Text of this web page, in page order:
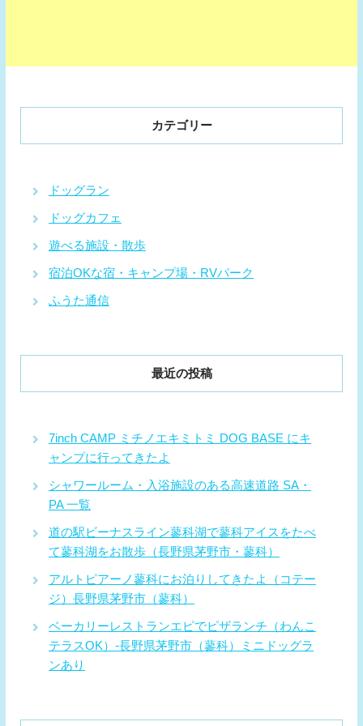
カテゴリー
ドッグラン
ドッグカフェ
遊べる施設・散歩
宿泊OKな宿・キャンプ場・RVパーク
ふうた通信
最近の投稿
7inch CAMP ミチノエキミトミ DOG BASE にキ
ャンプに行ってきたよ
シャワールーム・入浴施設のある高速道路 SA・
PA 一覧
道の駅ビーナスライン蓼科湖で蓼科アイスをたべ
て蓼科湖をお散歩（長野県茅野市・蓼科）
アルトピアーノ蓼科にお泊りしてきたよ（コテー
ジ）長野県茅野市（蓼科）
ベーカリーレストランエピでピザランチ（わんこ
テラスOK）-長野県茅野市（蓼科）ミニドッグラ
ンあり